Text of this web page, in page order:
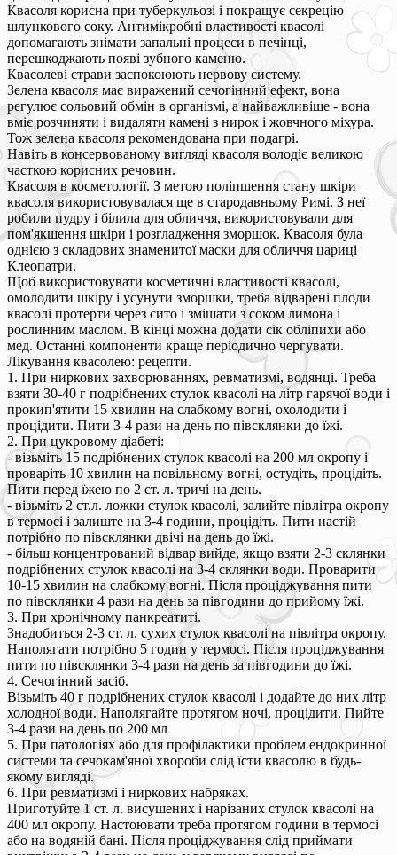
Квасоля корисна при туберкульозі і покращує секрецію
шлункового соку. Антимікробні властивості квасолі
допомагають знімати запальні процеси в печінці,
перешкоджають появі зубного каменю.
Квасолеві страви заспокоюють нервову систему.
Зелена квасоля має виражений сечогінний ефект, вона
регулює сольовий обмін в організмі, а найважливіше - вона
вміє розчиняти і видаляти камені з нирок і жовчного міхура.
Тож зелена квасоля рекомендована при подагрі.
Навіть в консервованому вигляді квасоля володіє великою
часткою корисних речовин.
Квасоля в косметології. З метою поліпшення стану шкіри
квасоля використовувалася ще в стародавньому Римі. З неї
робили пудру і білила для обличчя, використовували для
пом'якшення шкіри і розгладження зморшок. Квасоля була
однією з складових знаменитої маски для обличчя цариці
Клеопатри.
Щоб використовувати косметичні властивості квасолі,
омолодити шкіру і усунути зморшки, треба відварені плоди
квасолі протерти через сито і змішати з соком лимона і
рослинним маслом. В кінці можна додати сік обліпихи або
мед. Останні компоненти краще періодично чергувати.
Лікування квасолею: рецепти.
1. При ниркових захворюваннях, ревматизмі, водянці. Треба
взяти 30-40 г подрібнених стулок квасолі на літр гарячої води і
прокип'ятити 15 хвилин на слабкому вогні, охолодити і
процідити. Пити 3-4 рази на день по півсклянки до їжі.
2. При цукровому діабеті:
- візьміть 15 подрібнених стулок квасолі на 200 мл окропу і
проваріть 10 хвилин на повільному вогні, остудіть, процідіть.
Пити перед їжею по 2 ст. л. тричі на день.
- візьміть 2 ст.л. ложки стулок квасолі, залийте півлітра окропу
в термосі і залиште на 3-4 години, процідіть. Пити настій
потрібно по півсклянки двічі на день до їжі.
- більш концентрований відвар вийде, якщо взяти 2-3 склянки
подрібнених стулок квасолі на 3-4 склянки води. Проварити
10-15 хвилин на слабкому вогні. Після проціджування пити
по півсклянки 4 рази на день за півгодини до прийому їжі.
3. При хронічному панкреатиті.
Знадобиться 2-3 ст. л. сухих стулок квасолі на півлітра окропу.
Наполягати потрібно 5 годин у термосі. Після проціджування
пити по півсклянки 3-4 рази на день за півгодини до їжі.
4. Сечогінний засіб.
Візьміть 40 г подрібнених стулок квасолі і додайте до них літр
холодної води. Наполягайте протягом ночі, процідити. Пийте
3-4 рази на день по 200 мл
5. При патологіях або для профілактики проблем ендокринної
системи та сечокам'яної хвороби слід їсти квасолю в будь-
якому вигляді.
6. При ревматизмі і ниркових набряках.
Приготуйте 1 ст. л. висушених і нарізаних стулок квасолі на
400 мл окропу. Настоювати треба протягом години в термосі
або на водяній бані. Після проціджування слід приймати